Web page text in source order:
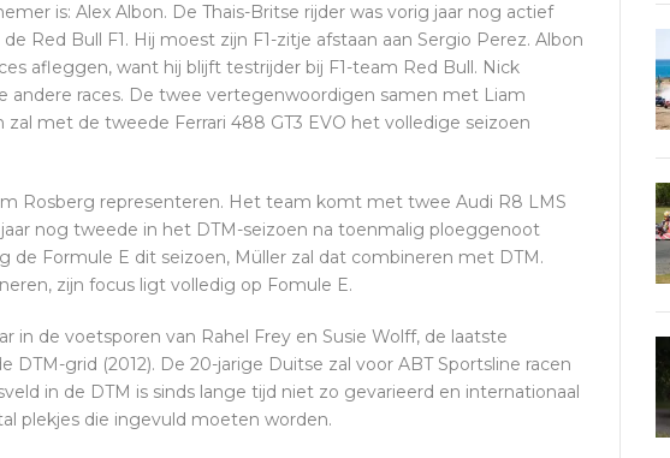
is: Alex Albon. De Thais-Britse rijder was vorig jaar nog actief
Red Bull F1. Hij moest zijn F1-zitje afstaan aan Sergio Perez. Albon
afleggen, want hij blijft testrijder bij F1-team Red Bull. Nick
andere races. De twee vertegenwoordigen samen met Liam
zal met de tweede Ferrari 488 GT3 EVO het volledige seizoen
Rosberg representeren. Het team komt met twee Audi R8 LMS
nog tweede in het DTM-seizoen na toenmalig ploeggenoot
de Formule E dit seizoen, Müller zal dat combineren met DTM.
zijn focus ligt volledig op Fomule E.
in de voetsporen van Rahel Frey en Susie Wolff, de laatste
grid (2012). De 20-jarige Duitse zal voor ABT Sportsline racen
in de DTM is sinds lange tijd niet zo gevarieerd en internationaal
plekjes die ingevuld moeten worden.